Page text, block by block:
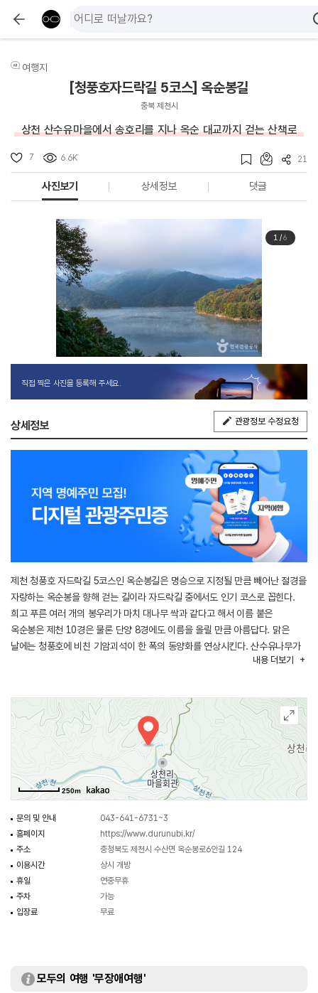
여행지
[청풍호자드락길 5코스] 옥순봉길
충북 제천시
상천 산수유마을에서 송호리를 지나 옥순 대교까지 걷는 산책로
7 6.6K 21
사진보기 상세정보 댓글
1/6
직접 찍은 사진을 등록해 주세요.
상세정보 관광정보 수정요청
제천 청풍호 자드락길 5코스인 옥순봉길은 명승으로 지정될 만큼 빼어난 절경을
자랑하는 옥순봉을 향해 걷는 길이라 자드락길 중에서도 인기 코스로 꼽힌다.
희고 푸른 여러 개의 봉우리가 마치 대나무 싹과 같다고 해서 이름 붙은
옥순봉은 제천 10경은 물론 단양 8경에도 이름을 올릴 만큼 아름답다. 맑은
날에는 청풍호에 비친 기암괴석이 한 폭의 동양화를 연상시킨다. 산수유나무가
빼곡한 상천리는 매년 봄이면 노란 산수유꽃이 흐드러지게 핀다. 마을 내에는
길마다 벚나무가 반겨준다. 조금만 더 걸으면 내륙의 바다로 불리는 청풍호가
너른 품을 펼쳐 안아준다. 옥순봉 쉼터 맞은편 계단을 오르면 옥순봉이 한눈에
들어오는 전망대가 있다.
내용 더보기
250m
문의 및 안내
043-641-6731~3
홈페이지
https://www.durunubi.kr/
주소
충청북도 제천시 수산면 옥순봉로6안길 124
이용시간
상시 개방
휴일
연중무휴
주차
가능
입장료
무료
모두의 여행 '무장애여행'